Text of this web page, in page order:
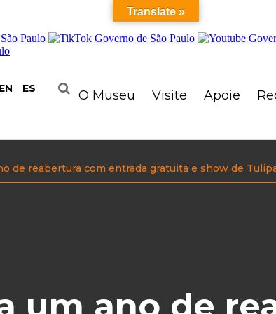
EN ES O Museu Visite Apoie
de reabertura com entrada gratuita e show de
um ano de
Translate »